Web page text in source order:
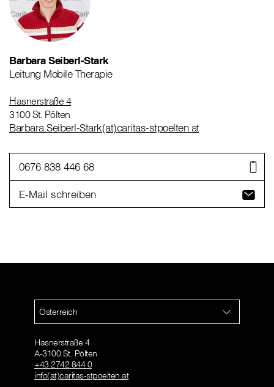
Barbara Seiberl-Stark
Leitung Mobile Therapie
Hasnerstraße 4
3100 St. Pölten
Barbara.Seiberl-Stark(at)caritas-stpoelten.at
0676 838 446 68
E-Mail schreiben
Österreich
Hasnerstraße 4
A-3100 St. Pölten
+43 2742 844 0
info(at)caritas-stpoelten.at